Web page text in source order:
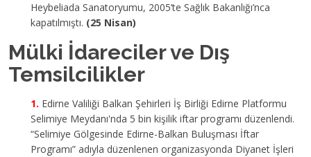
Heybeliada Sanatoryumu, 2005’te Sağlık Bakanlığı’nca
kapatılmıştı. (25 Nisan)
Mülki İdareciler ve Dış
Temsilcilikler
Edirne Valiliği Balkan Şehirleri İş Birliği Edirne Platformu
Selimiye Meydanı'nda 5 bin kişilik iftar programı düzenlendi.
“Selimiye Gölgesinde Edirne-Balkan Buluşması İftar
Programı” adıyla düzenlenen organizasyonda Diyanet İşleri